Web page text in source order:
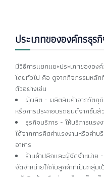
ประเภทขององค์กรธุร
มีวิธีการแยกแยะประเภทขององ
โดยทั่วไป คือ ดูจากกิจกรรมหลั
ตัวอย่างเช่น
ผู้ผลิต - ผลิตสินค้าจากวัตถุดิ
หรือการประกอบรถยนต์จากชิ้นส่
ธุรกิจบริการ - ให้บริการแรง
ได้จากการคิดค่าแรงงานหรือค่าบ
อาหาร
ร้านค้าปลีกและผู้จัดจำหน่าย
จัดจำหน่ายให้กับลูกค้าที่เป็นกลุ่มเ